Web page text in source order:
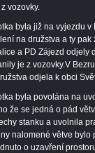
vozovky.
byla již na vyjezdu
na družstva a ty
a PD Zájezd odjely
je z vozovky.V
odjela k obci
byla povolána na
že se jedná o pád
stanku a uvolnila
nalomené větve bylo
o uzavření